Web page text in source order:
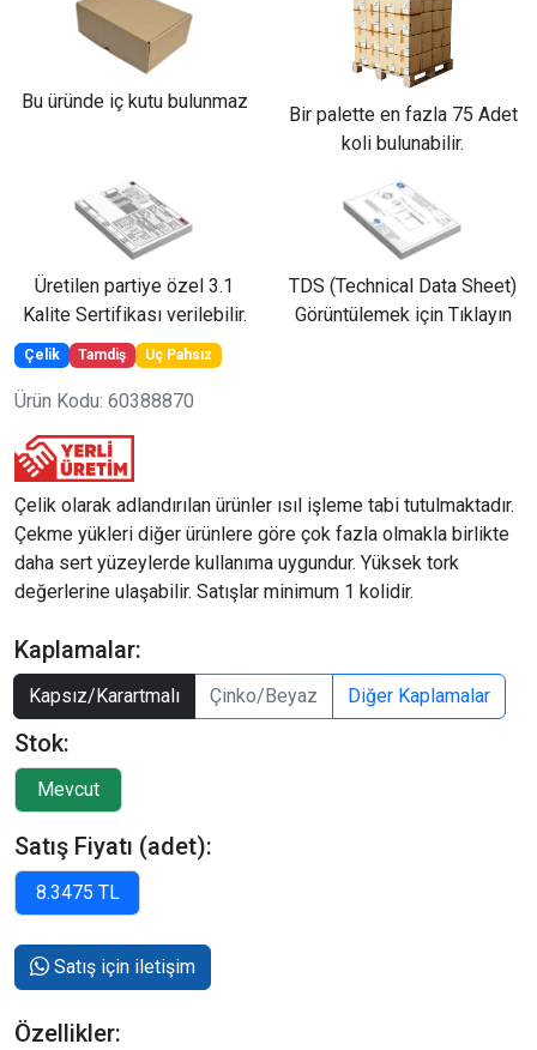
Bu üründe iç kutu bulunmaz
Bir palette en fazla 75 Adet
koli bulunabilir.
Üretilen partiye özel 3.1
Kalite Sertifikası verilebilir.
TDS (Technical Data Sheet)
Görüntülemek için Tıklayın
Çelik Tamdiş Uç Pahsız
Ürün Kodu: 60388870
Çelik olarak adlandırılan ürünler ısıl işleme tabi tutulmaktadır.
Çekme yükleri diğer ürünlere göre çok fazla olmakla birlikte
daha sert yüzeylerde kullanıma uygundur. Yüksek tork
değerlerine ulaşabilir. Satışlar minimum 1 kolidir.
Kaplamalar:
Kapsız/Karartmalı Çinko/Beyaz Diğer Kaplamalar
Stok:
Satış Fiyatı (adet):
Satış için iletişim
Özellikler: